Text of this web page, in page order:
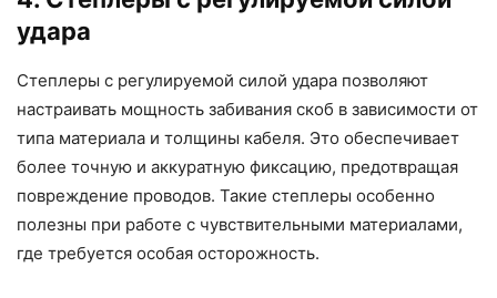
удара
Степлеры с регулируемой силой удара позволяют
настраивать мощность забивания скоб в зависимости от
типа материала и толщины кабеля. Это обеспечивает
более точную и аккуратную фиксацию, предотвращая
повреждение проводов. Такие степлеры особенно
полезны при работе с чувствительными материалами,
где требуется особая осторожность.